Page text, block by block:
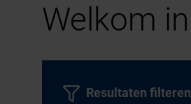
Welkom
Resultaten filteren